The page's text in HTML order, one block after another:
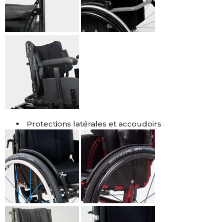
Protections latérales et accoudoirs :